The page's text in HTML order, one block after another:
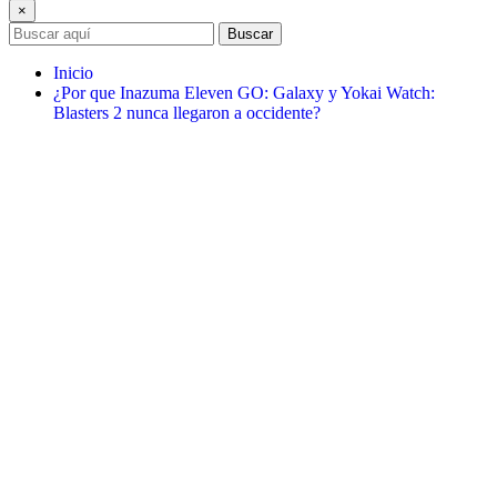
×
Buscar
Inicio
¿Por que Inazuma Eleven GO: Galaxy y Yokai Watch:
Blasters 2 nunca llegaron a occidente?